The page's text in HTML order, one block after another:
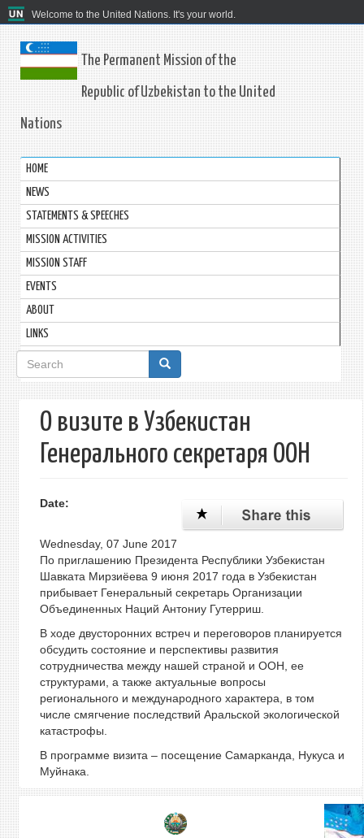
Welcome to the United Nations. It's your world.
The Permanent Mission of the
Republic of Uzbekistan to the United
Nations
HOME
NEWS
STATEMENTS & SPEECHES
MISSION ACTIVITIES
MISSION STAFF
EVENTS
ABOUT
LINKS
Search
form
О визите в Узбекистан
Генерального секретаря ООН
Date:
Wednesday, 07 June 2017
По приглашению Президента Республики Узбекистан
Шавката Мирзиёева 9 июня 2017 года в Узбекистан
прибывает Генеральный секретарь Организации
Объединенных Наций Антониу Гутерриш.
В ходе двусторонних встреч и переговоров планируется
обсудить состояние и перспективы развития
сотрудничества между нашей страной и ООН, ее
структурами, а также актуальные вопросы
регионального и международного характера, в том
числе смягчение последствий Аральской экологической
катастрофы.
В программе визита – посещение Самарканда, Нукуса и
Муйнака.